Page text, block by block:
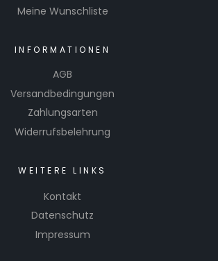
Meine Wunschliste
INFORMATIONEN
AGB
Versandbedingungen
Zahlungsarten
Widerrufsbelehrung
WEITERE LINKS
Kontakt
Datenschutz
Impressum